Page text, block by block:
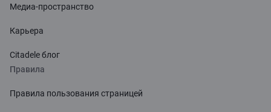
Медиа-пространство
Карьера
Citadele блог
Правила
Правила пользования страницей